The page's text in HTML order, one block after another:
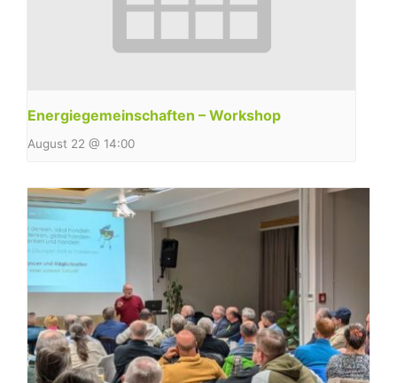
Energiegemeinschaften – Workshop
August 22 @ 14:00